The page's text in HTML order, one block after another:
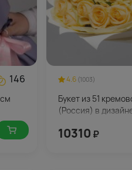
146 4.6 (1003)
Букет из 51
(Россия) в
10310 ₽